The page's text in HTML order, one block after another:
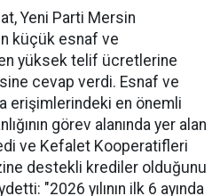
Yeni Parti Mersin
küçük esnaf ve
yüksek telif ücretlerine
cevap verdi. Esnaf ve
erişimlerindeki en önemli
görev alanında yer alan
ve Kefalet Kooperatifleri
destekli krediler olduğunu
"2026 yılının ilk 6 ayında